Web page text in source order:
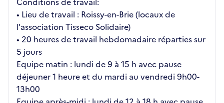
• Lieu de travail : Roissy-en-Brie (locaux de
l'association Tisseco Solidaire)
• 20 heures de travail hebdomadaire réparties sur
5 jours
Equipe matin : lundi de 9 à 15 h avec pause
déjeuner 1 heure et du mardi au vendredi 9h00-
13h00